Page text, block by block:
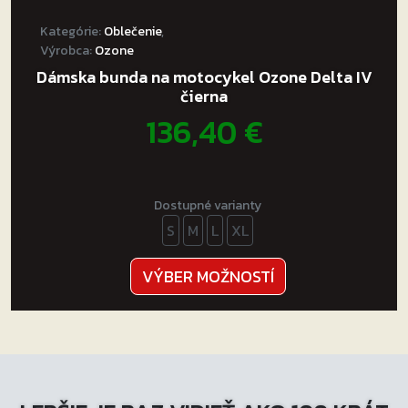
Kategórie:Oblečenie,
Výrobca:Ozone
Dámska bunda na motocykel Ozone Delta IV
čierna
136,40€
Dostupné varianty
S M L XL
VÝBER MOŽNOSTÍ
produkt
má